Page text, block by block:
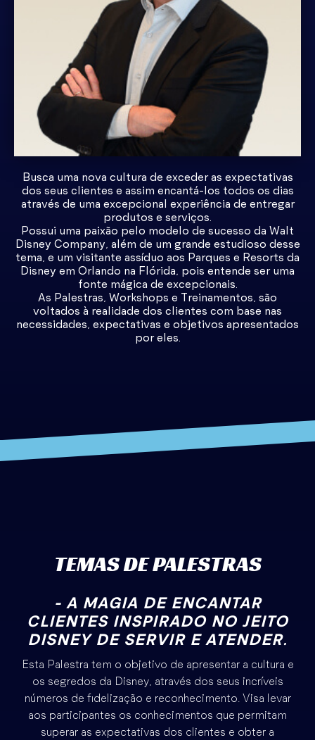
Busca uma nova cultura de exceder as expectativas
dos seus clientes e assim encantá-los todos os dias
através de uma excepcional experiência de entregar
produtos e serviços.
Possui uma paixão pelo modelo de sucesso da Walt
Disney Company, além de um grande estudioso desse
tema, e um visitante assíduo aos Parques e Resorts da
Disney em Orlando na Flórida, pois entende ser uma
fonte mágica de excepcionais.
As Palestras, Workshops e Treinamentos, são
voltados à realidade dos clientes com base nas
necessidades, expectativas e objetivos apresentados
por eles.
TEMAS DE PALESTRAS
- A MAGIA DE ENCANTAR
CLIENTES INSPIRADO NO JEITO
DISNEY DE SERVIR E ATENDER.
Esta Palestra tem o objetivo de apresentar a cultura e
os segredos da Disney, através dos seus incríveis
números de fidelização e reconhecimento. Visa levar
aos participantes os conhecimentos que permitam
superar as expectativas dos clientes e obter a